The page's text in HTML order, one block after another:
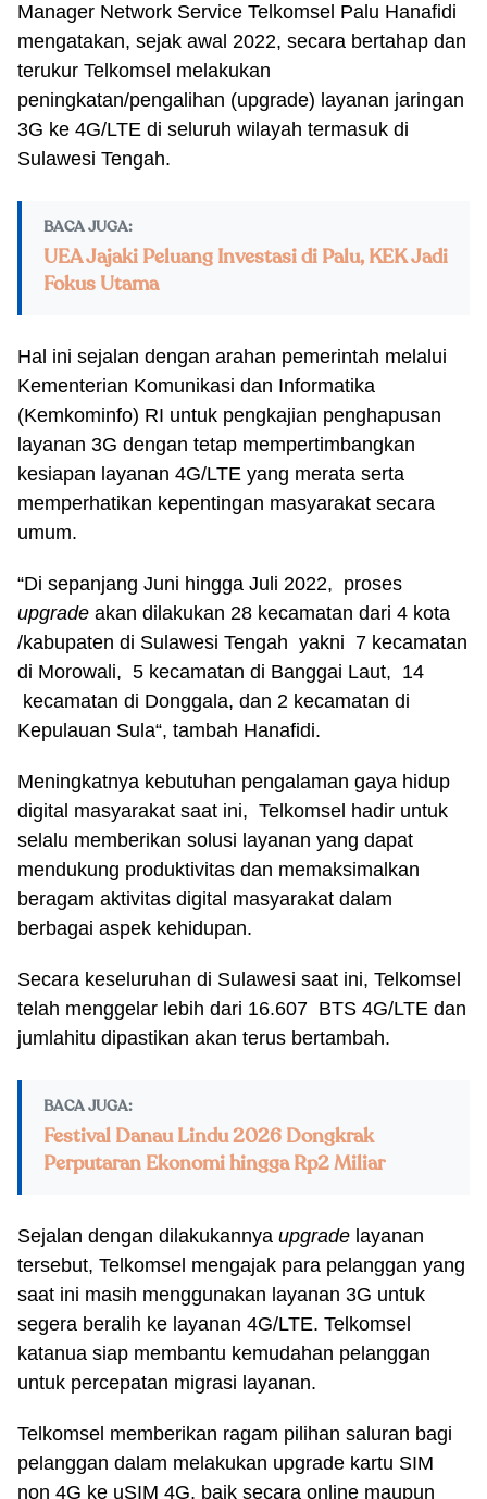
Manager Network Service Telkomsel Palu Hanafidi
mengatakan, sejak awal 2022, secara bertahap dan
terukur Telkomsel melakukan
peningkatan/pengalihan (upgrade) layanan jaringan
3G ke 4G/LTE di seluruh wilayah termasuk di
Sulawesi Tengah.
BACA JUGA:
UEA Jajaki Peluang Investasi di Palu, KEK Jadi
Fokus Utama
Hal ini sejalan dengan arahan pemerintah melalui
Kementerian Komunikasi dan Informatika
(Kemkominfo) RI untuk pengkajian penghapusan
layanan 3G dengan tetap mempertimbangkan
kesiapan layanan 4G/LTE yang merata serta
memperhatikan kepentingan masyarakat secara
umum.
“Di sepanjang Juni hingga Juli 2022, proses
upgrade akan dilakukan 28 kecamatan dari 4 kota
/kabupaten di Sulawesi Tengah yakni 7 kecamatan
di Morowali, 5 kecamatan di Banggai Laut, 14
kecamatan di Donggala, dan 2 kecamatan di
Kepulauan Sula“, tambah Hanafidi.
Meningkatnya kebutuhan pengalaman gaya hidup
digital masyarakat saat ini, Telkomsel hadir untuk
selalu memberikan solusi layanan yang dapat
mendukung produktivitas dan memaksimalkan
beragam aktivitas digital masyarakat dalam
berbagai aspek kehidupan.
Secara keseluruhan di Sulawesi saat ini, Telkomsel
telah menggelar lebih dari 16.607 BTS 4G/LTE dan
jumlahitu dipastikan akan terus bertambah.
BACA JUGA:
Festival Danau Lindu 2026 Dongkrak
Perputaran Ekonomi hingga Rp2 Miliar
Sejalan dengan dilakukannya upgrade layanan
tersebut, Telkomsel mengajak para pelanggan yang
saat ini masih menggunakan layanan 3G untuk
segera beralih ke layanan 4G/LTE. Telkomsel
katanua siap membantu kemudahan pelanggan
untuk percepatan migrasi layanan.
Telkomsel memberikan ragam pilihan saluran bagi
pelanggan dalam melakukan upgrade kartu SIM
non 4G ke uSIM 4G, baik secara online maupun